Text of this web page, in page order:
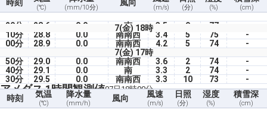
時刻
(℃) (mm/10分)
風向
(m/s) (分) (%) (cm)
7(金) 18時
20分 28.6 0.0 南 3.5 0 77
10分
28.8 0.0 南南西 3.4 5 75
-
00分
28.9 0.0 南南西 4.2 5 74
-
7(金) 17時
50分
29.0 0.0 南南西 3.6 2 74
-
40分
29.1 0.0 南 3.3 2 74
-
30分
29.5 0.0 南南西 3.3 10 73 -
アメダス 1時間観測値07日18時00分
時刻 気温
(℃)
降水量
(mm/h)
風向 風速
(m/s)
日照
(分)
湿度
(%)
積雪深
(cm)